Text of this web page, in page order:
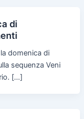
di
domenica di
sequenza Veni
[…]